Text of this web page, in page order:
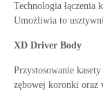
Technologia łączenia
Umożliwia to
XD Driver Body
Przystosowanie
zębowej koronki oraz